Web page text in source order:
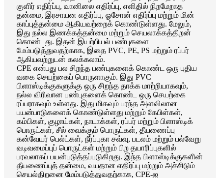
குளிர் எதிர்ப்பு, வானிலை எதிர்ப்பு, எளிதில் நிறமேறாத
தன்மை, இரசாயன எதிர்ப்பு, ஓசோன் எதிர்ப்பு மற்றும் மின்
காப்புத்தன்மை ஆகியவற்றைக் கொண்டுள்ளது. மேலும்,
இது நல்ல இணக்கத்தன்மை மற்றும் செயலாக்கத்திறன்
கொண்டது. இதன் இயற்பியல் பண்புகளை
மேம்படுத்துவதற்காக, இதை PVC, PE, PS மற்றும் ரப்பர்
ஆகியவற்றுடன் கலக்கலாம்.
CPE என்பது பல சிறந்த பண்புகளைக் கொண்ட ஒரு புதிய
வகை செயற்கைப் பொருளாகும். இது PVC
பிளாஸ்டிக்குகளுக்கு ஒரு சிறந்த தாக்க மாற்றியாகவும்,
நல்ல விரிவான பண்புகளைக் கொண்ட ஒரு செயற்கை
ரப்பராகவும் உள்ளது. இது மிகவும் பரந்த அளவிலான
பயன்பாடுகளைக் கொண்டுள்ளது மற்றும் கேபிள்கள்,
கம்பிகள், குழாய்கள், நாடாக்கள், ரப்பர் மற்றும் பிளாஸ்டிக்
பொருட்கள், சீல் வைக்கும் பொருட்கள், தீயணைப்பு
கன்வேயர் பெல்ட்கள், நீர்ப்புகா சவ்வு, படலம் மற்றும் பல்வேறு
வடிவமைப்புப் பொருட்கள் மற்றும் பிற தயாரிப்புகளில்
பரவலாகப் பயன்படுத்தப்படுகிறது. இந்த பிளாஸ்டிக்குகளின்
தீயணைப்புத் தன்மை, வயதான எதிர்ப்பு மற்றும் அச்சிடும்
செயல்திறனை மேம்படுத்துவதற்காக, CPE-ஐ